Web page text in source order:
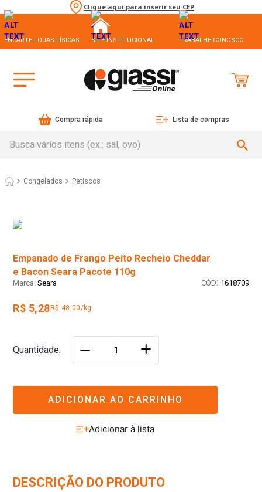
Clique aqui para inserir seu CEP
ENCARTE LOJAS FÍSICAS SITE INSTITUCIONAL TRABALHE CONOSCO
Compra rápida Lista de compras
Congelados Petiscos
Empanado de Frango Peito Recheio Cheddar
e Bacon Seara Pacote 110g
Seara : 1618709
R$ 5,28 R$ 48,00/kg
Quantidade ＋
ADICIONAR AO CARRINHO
DESCRIÇÃO DO PRODUTO